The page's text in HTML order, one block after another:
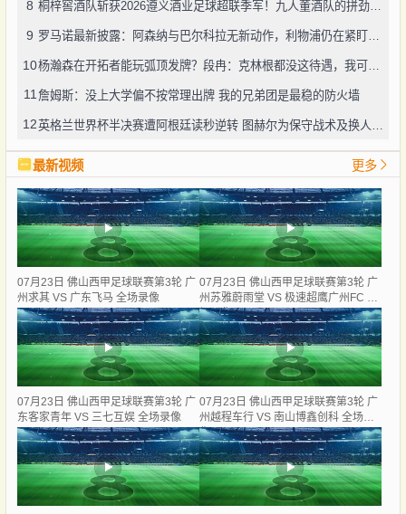
8 桐梓窖酒队斩获2026遵义酒业足球超联季军！九人董酒队的拼劲太戳人
9 罗马诺最新披露：阿森纳与巴尔科拉无新动作，利物浦仍在紧盯目标
10 杨瀚森在开拓者能玩弧顶发牌？段冉：克林根都没这待遇，我可不太看好
11詹姆斯：没上大学偏不按常理出牌 我的兄弟团是最稳的防火墙
12
最新视频 更多
07月23日 佛山西甲足球联赛第3轮 广
州求其 VS 广东飞马 全场录像
07月23日 佛山西甲足球联赛第3轮 广
州苏雅蔚雨堂 VS 极速超鹰广州FC 全
场录像
07月23日 佛山西甲足球联赛第3轮 广
东客家青年 VS 三七互娱 全场录像
07月23日 佛山西甲足球联赛第3轮 广
州越程车行 VS 南山博鑫创科 全场录
像